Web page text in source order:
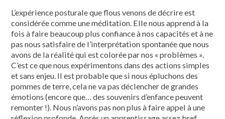
L’expérience posturale que flous venons de décrire est
considérée comme une médi­tation. Elle nous apprend à la
fois à faire beaucoup plus confiance à nos capacités et à ne
pas nous satisfaire de l’interprétation spontanée que nous
avons de la réalité qui est colorée par nos « problèmes ».
C’est ce que nous expérimentons dans des actions simples
et sans enjeu. Il est probable que si nous épluchons des
pommes de terre, cela ne va pas déclencher de grandes
émotions (encore que… des souvenirs d’enfance peuvent
remonter !). Nous n’avons pas non plus à faire appel à une